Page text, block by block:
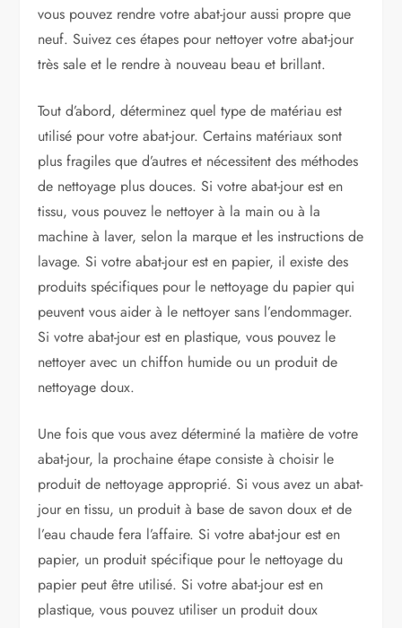
vous pouvez rendre votre abat-jour aussi propre que
neuf. Suivez ces étapes pour nettoyer votre abat-jour
très sale et le rendre à nouveau beau et brillant.
Tout d’abord, déterminez quel type de matériau est
utilisé pour votre abat-jour. Certains matériaux sont
plus fragiles que d’autres et nécessitent des méthodes
de nettoyage plus douces. Si votre abat-jour est en
tissu, vous pouvez le nettoyer à la main ou à la
machine à laver, selon la marque et les instructions de
lavage. Si votre abat-jour est en papier, il existe des
produits spécifiques pour le nettoyage du papier qui
peuvent vous aider à le nettoyer sans l’endommager.
Si votre abat-jour est en plastique, vous pouvez le
nettoyer avec un chiffon humide ou un produit de
nettoyage doux.
Une fois que vous avez déterminé la matière de votre
abat-jour, la prochaine étape consiste à choisir le
produit de nettoyage approprié. Si vous avez un abat-
jour en tissu, un produit à base de savon doux et de
l’eau chaude fera l’affaire. Si votre abat-jour est en
papier, un produit spécifique pour le nettoyage du
papier peut être utilisé. Si votre abat-jour est en
plastique, vous pouvez utiliser un produit doux